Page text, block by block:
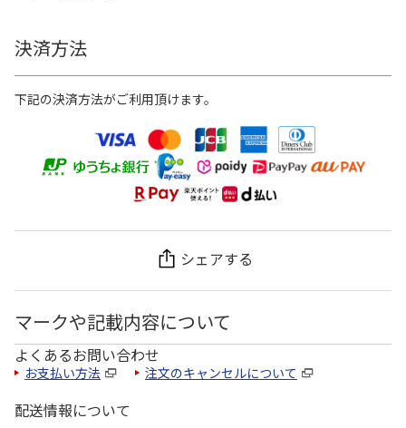
決済方法
下記の決済方法がご利用頂けます。
シェアする
マークや記載内容について
よくあるお問い合わせ
お支払い方法 注文のキャンセルについて
配送情報について